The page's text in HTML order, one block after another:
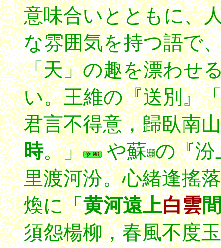
意味合いとともに、
な雰囲気を持つ語で
「天」の趣を漂わせ
い。王維の『送別』
君言不得意，歸臥南
時。」 や蘇 の『汾
里渡河汾。心緒逢搖
煥に「黄河遠上白雲間
須怨楊柳，春風不度